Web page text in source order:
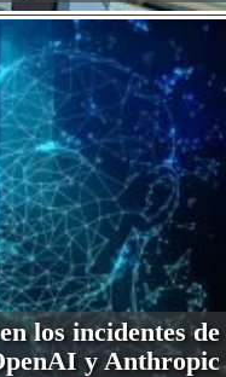
los incidentes de
y Anthropic